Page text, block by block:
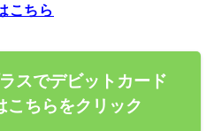
こちら
スでデビットカード
こちらをクリック